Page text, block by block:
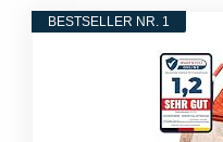
BESTSELLER NR. 1